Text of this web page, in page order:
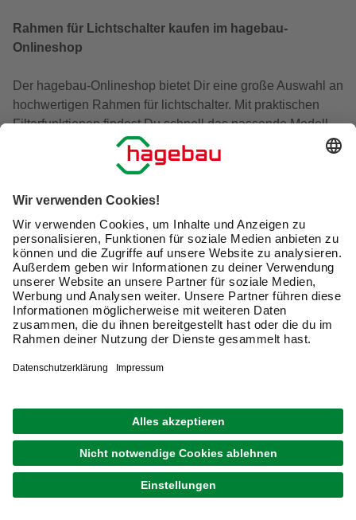
Rahmen für Lichtschalter kaufen im hagebau-
Onlineshop
Der hagebau-Onlineshop bietet Dir eine große Auswahl an
hochwertigen Rahmen für lichtschalter. Mit praktischen
Filterfunktionen findest Du schnell das passende Modell
für Deine Ansprüche – egal ob Farbe, Material oder
Hersteller. Der Bestellprozess ist einfach, schnell und
Vorteile von hochwertigen Rahmen für Lichtschalter
Verbesserung der Raumoptik
Schutz der Schalterelemente
Passend für verschiedene Einrichtungsstile
Lichtschalterrahmen
Vor Montage Strom abschalten
Geeignetes Werkzeug verwenden